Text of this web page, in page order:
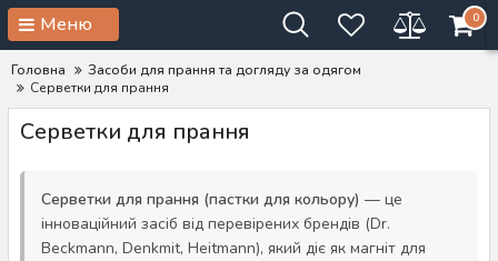
Меню 0
Головна
Засоби для прання та догляду за одягом
Серветки для прання
Серветки для прання
Серветки для прання (пастки для кольору) — це
інноваційний засіб від перевірених брендів (Dr.
Beckmann, Denkmit, Heitmann), який діє як магніт для